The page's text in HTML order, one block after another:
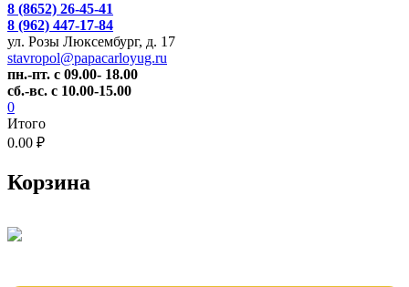
8 (8652) 26-45-41
8 (962) 447-17-84
ул. Розы Люксембург, д. 17
stavropol@papacarloyug.ru
пн.-пт. с 09.00- 18.00
сб.-вс. с 10.00-15.00
0
Итого
0.00 ₽
Корзина